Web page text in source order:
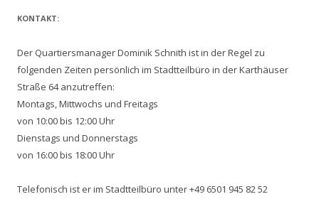
KONTAKT:
Der Quartiersmanager Dominik Schnith ist in der Regel zu
folgenden Zeiten persönlich im Stadtteilbüro in der Karthäuser
Straße 64 anzutreffen:
Montags, Mittwochs und Freitags
von 10:00 bis 12:00 Uhr
Dienstags und Donnerstags
von 16:00 bis 18:00 Uhr
Telefonisch ist er im Stadtteilbüro unter +49 6501 945 82 52